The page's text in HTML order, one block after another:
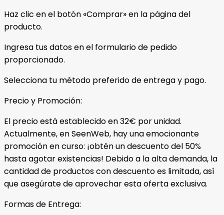
Haz clic en el botón «Comprar» en la página del
producto.
Ingresa tus datos en el formulario de pedido
proporcionado.
Selecciona tu método preferido de entrega y pago.
Precio y Promoción:
El precio está establecido en 32€ por unidad.
Actualmente, en SeenWeb, hay una emocionante
promoción en curso: ¡obtén un descuento del 50%
hasta agotar existencias! Debido a la alta demanda, la
cantidad de productos con descuento es limitada, así
que asegúrate de aprovechar esta oferta exclusiva.
Formas de Entrega: